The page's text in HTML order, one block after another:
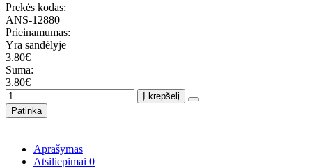
Prekės kodas:
ANS-12880
Prieinamumas:
Yra sandėlyje
3.80€
Suma:
3.80€
Į krepšelį
Patinka
Aprašymas
Atsiliepimai 0